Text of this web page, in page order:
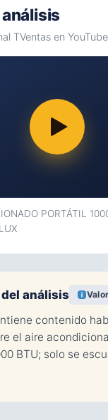
TVentas en
PORTÁTIL
análisis
contenido
el aire
BTU; solo se